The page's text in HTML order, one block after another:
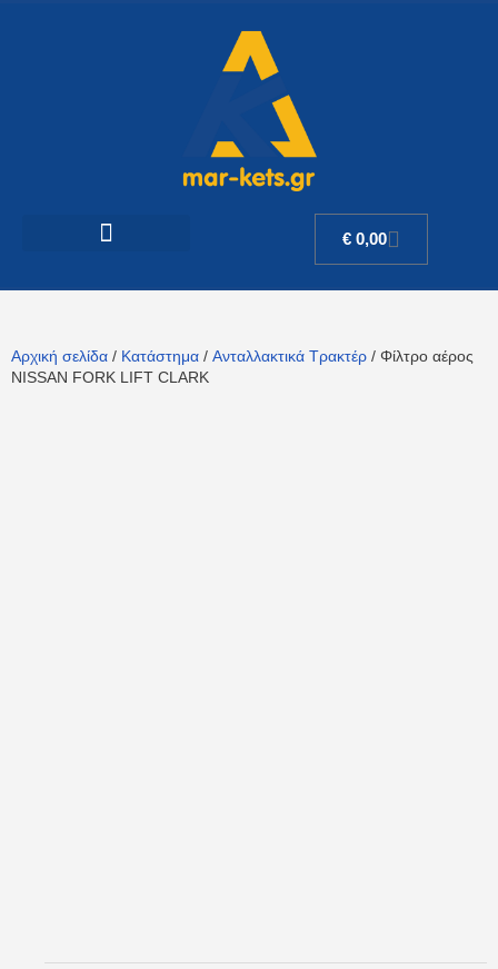
€ 0,00
Αρχική σελίδα / Κατάστημα / Ανταλλακτικά Τρακτέρ / Φίλτρο αέρος
NISSAN FORK LIFT CLARK